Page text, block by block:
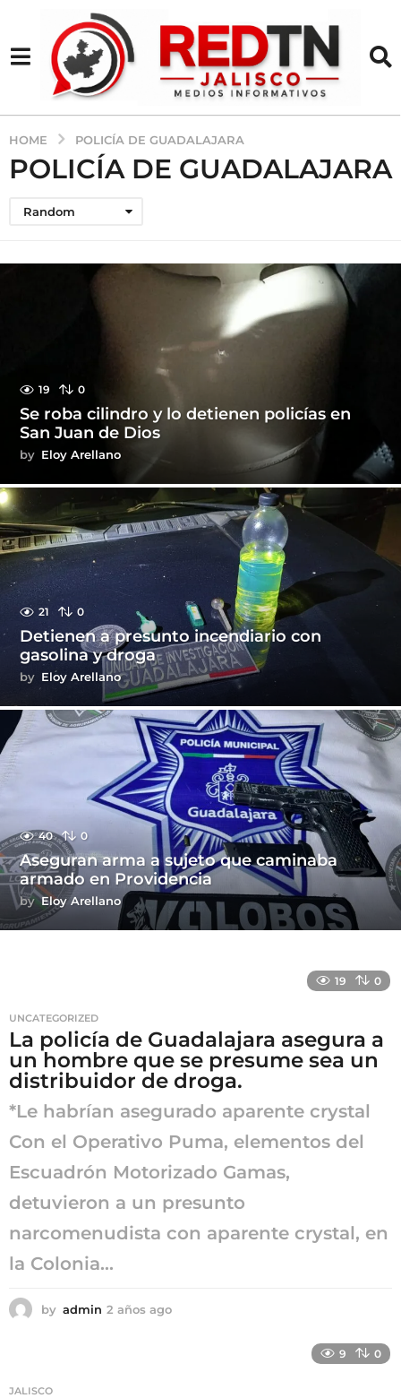
HOME POLICÍA DE GUADALAJARA
POLICÍA DE GUADALAJARA
Random
19 0
Se roba cilindro y lo detienen policías en
San Juan de Dios
by Eloy Arellano
21 0
Detienen a presunto incendiario con
gasolina y droga
by Eloy Arellano
40 0
Aseguran arma a sujeto que caminaba
armado en Providencia
by Eloy Arellano
19 0
UNCATEGORIZED
La policía de Guadalajara asegura a
un hombre que se presume sea un
distribuidor de droga.
*Le habrían asegurado aparente crystal
Con el Operativo Puma, elementos del
Escuadrón Motorizado Gamas,
detuvieron a un presunto
narcomenudista con aparente crystal, en
la Colonia...
by admin 2 años ago
9 0
JALISCO